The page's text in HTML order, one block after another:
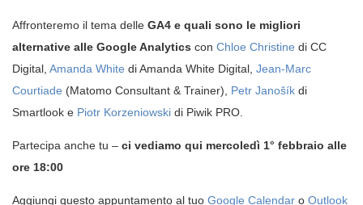
Affronteremo il tema delle GA4 e quali sono le migliori
alternative alle Google Analytics con Chloe Christine di CC
Digital, Amanda White di Amanda White Digital, Jean-Marc
Courtiade (Matomo Consultant & Trainer), Petr Janošík di
Smartlook e Piotr Korzeniowski di Piwik PRO.
Partecipa anche tu – ci vediamo qui mercoledì 1° febbraio alle
ore 18:00
Aggiungi questo appuntamento al tuo Google Calendar o Outlook